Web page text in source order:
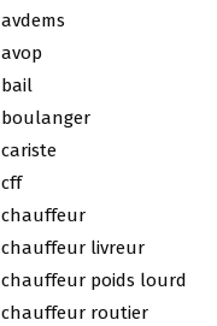
avdems
avop
bail
boulanger
cariste
cff
chauffeur
chauffeur livreur
chauffeur poids lourd
chauffeur routier